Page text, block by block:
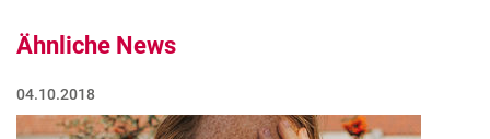
Ähnliche News
04.10.2018